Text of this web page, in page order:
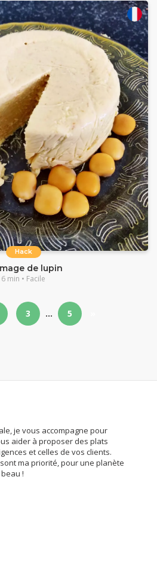
Hack
de lupin
6 min • Facile
3 … 5
je vous accompagne pour
aider à proposer des plats
et celles de vos clients.
ma priorité, pour une planète
!